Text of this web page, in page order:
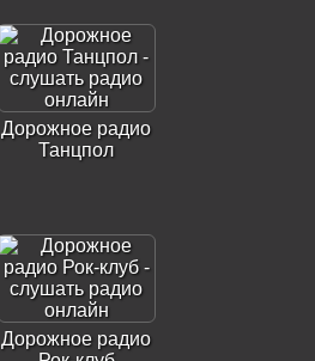
Дорожное радио
Танцпол
Дорожное радио